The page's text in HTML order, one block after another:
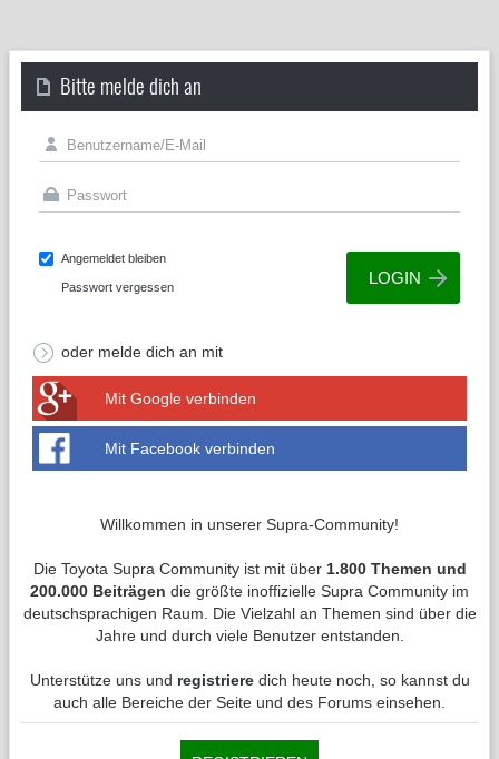
Bitte melde dich an
Angemeldet bleiben
Passwort vergessen
oder melde dich an mit
Mit Google verbinden
Mit Facebook verbinden
Willkommen in unserer Supra-Community!
Die Toyota Supra Community ist mit über 1.800 Themen und
200.000 Beiträgen die größte inoffizielle Supra Community im
deutschsprachigen Raum. Die Vielzahl an Themen sind über die
Jahre und durch viele Benutzer entstanden.
Unterstütze uns und registrieredich heute noch, so kannst du
auch alle Bereiche der Seite und des Forums einsehen.